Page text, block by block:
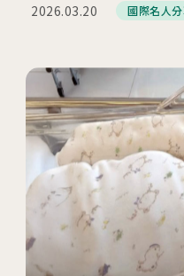
隱私權與資安政策
2026.03.20 國際名人